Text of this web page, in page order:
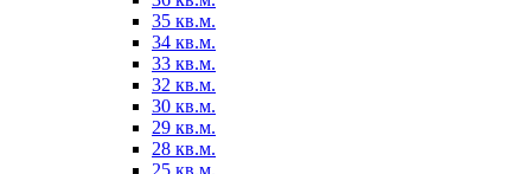
35 кв.м.
34 кв.м.
33 кв.м.
32 кв.м.
30 кв.м.
29 кв.м.
28 кв.м.
25 кв.м.